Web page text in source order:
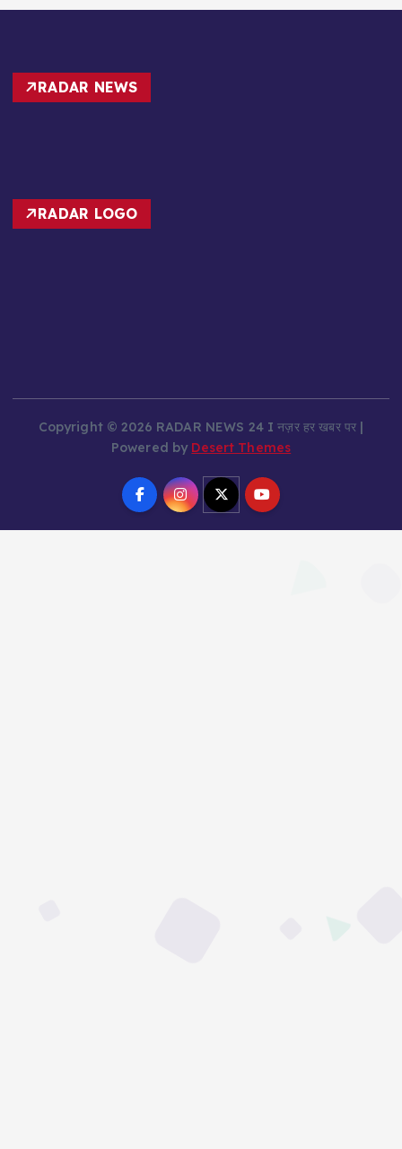
RADAR NEWS
RADAR LOGO
Copyright © 2026 RADAR NEWS 24 I नज़र हर खबर पर |
Powered by Desert Themes